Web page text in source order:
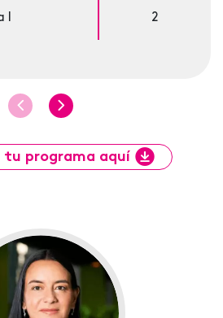
I 2
tu programa aquí